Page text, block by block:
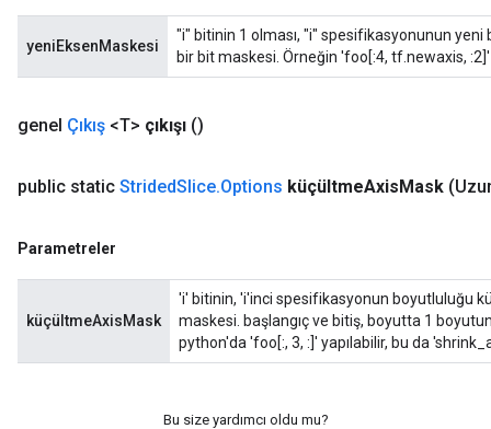
yeniEksenMaskesi
"i" bitinin 1 olması, "i" spesifikasyonunun
bir bit maskesi. Örneğin 'foo[:4, tf.newaxis,
genel Çıkış <T> çıkışı ()
public static StridedSlice.Options küçültmeAxisMask
Parametreler
küçültmeAxisMask
'i' bitinin, 'i'inci spesifikasyonun boyutluluğu
maskesi. başlangıç ​​ve bitiş, boyutta 1
python'da 'foo[:, 3, :]' yapılabilir, bu da
Bu size yardımcı oldu mu?